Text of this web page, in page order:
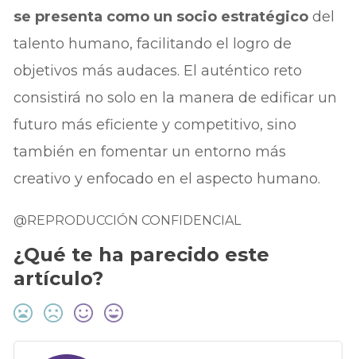
se presenta como un socio estratégicodel
talento humano, facilitando el logro de
objetivos más audaces. El auténtico reto
consistirá no solo en la manera de edificar un
futuro más eficiente y competitivo, sino
también en fomentar un entorno más
creativo y enfocado en el aspecto humano.
@REPRODUCCIÓN CONFIDENCIAL
¿Qué te ha parecido este
artículo?